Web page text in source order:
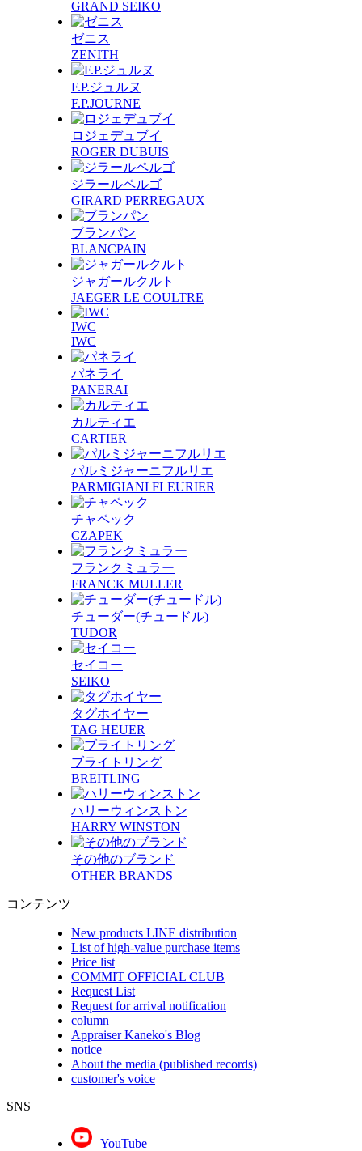
GRAND SEIKO
ゼニス
ZENITH
F.P.ジュルヌ
F.P.JOURNE
ロジェデュブイ
ROGER DUBUIS
ジラールペルゴ
GIRARD PERREGAUX
ブランパン
BLANCPAIN
ジャガールクルト
JAEGER LE COULTRE
IWC
IWC
パネライ
PANERAI
カルティエ
CARTIER
パルミジャーニフルリエ
PARMIGIANI FLEURIER
チャペック
CZAPEK
フランクミュラー
FRANCK MULLER
チューダー(チュードル)
TUDOR
セイコー
SEIKO
タグホイヤー
TAG HEUER
ブライトリング
BREITLING
ハリーウィンストン
HARRY WINSTON
その他のブランド
OTHER BRANDS
コンテンツ
New products LINE distribution
List of high-value purchase items
Price list
COMMIT OFFICIAL CLUB
Request List
Request for arrival notification
column
Appraiser Kaneko's Blog
notice
About the media (published records)
customer's voice
SNS
YouTube